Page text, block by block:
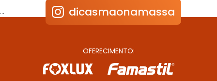
… dicasmaonamassa
OFERECIMENTO: